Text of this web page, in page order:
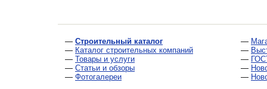
— Строительный каталог
— Каталог строительных компаний
— Товары и услуги
— Статьи и обзоры
— Фотогалереи
—
—
—
—
—